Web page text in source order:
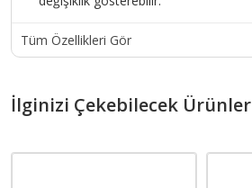
Tüm Özellikleri Gör
İlginizi Çekebilecek Ürünler